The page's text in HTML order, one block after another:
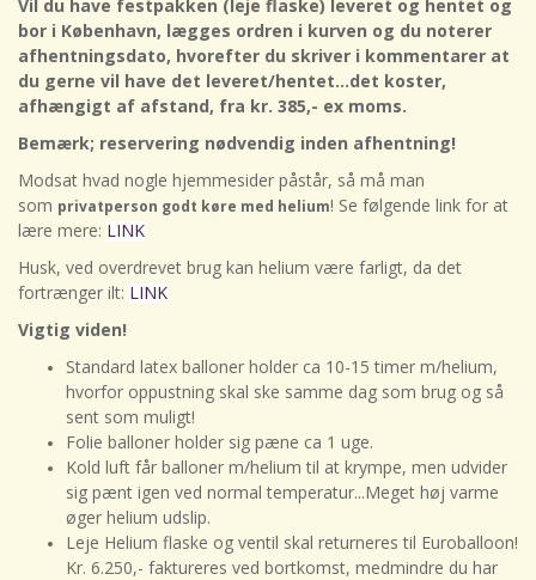
Vil du have festpakken (leje flaske) leveret og hentet og
bor i København, lægges ordren i kurven og du noterer
afhentningsdato, hvorefter du skriver i kommentarer at
du gerne vil have det leveret/hentet...det koster,
afhængigt af afstand, fra kr. 385,- ex moms.
Bemærk; reservering nødvendig inden afhentning!
Modsat hvad nogle hjemmesider påstår, så må man
som privatperson godt køre med helium! Se følgende link for at
lære mere: LINK
Husk, ved overdrevet brug kan helium være farligt, da det
fortrænger ilt: LINK
Vigtig viden!
Standard latex balloner holder ca 10-15 timer m/helium,
hvorfor oppustning skal ske samme dag som brug og så
sent som muligt!
Folie balloner holder sig pæne ca 1 uge.
Kold luft får balloner m/helium til at krympe, men udvider
sig pænt igen ved normal temperatur...Meget høj varme
øger helium udslip.
Leje Helium flaske og ventil skal returneres til Euroballoon!
Kr. 6.250,- faktureres ved bortkomst, medmindre du har